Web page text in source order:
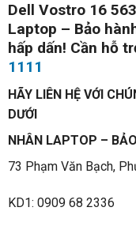
Dell Vostro 16
Laptop – Bảo
hấp dấn! Cần hỗ
1111
HÃY LIÊN HỆ VỚI
DƯỚI
NHÂN LAPTOP –
73 Phạm Văn Bạch,
KD1: 0909 68 2336